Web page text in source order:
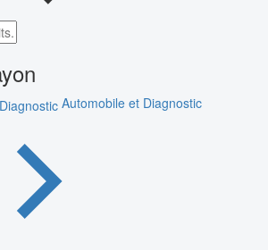
Automobile et Diagnostic